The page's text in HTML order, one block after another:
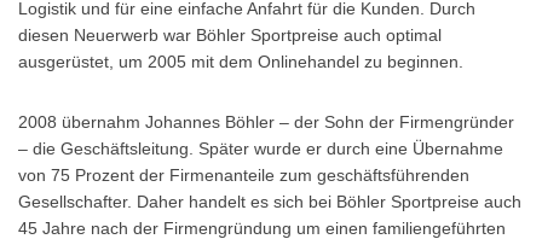
Logistik und für eine einfache Anfahrt für die Kunden. Durch
diesen Neuerwerb war Böhler Sportpreise auch optimal
ausgerüstet, um 2005 mit dem Onlinehandel zu beginnen.
2008 übernahm Johannes Böhler – der Sohn der Firmengründer
– die Geschäftsleitung. Später wurde er durch eine Übernahme
von 75 Prozent der Firmenanteile zum geschäftsführenden
Gesellschafter. Daher handelt es sich bei Böhler Sportpreise auch
45 Jahre nach der Firmengründung um einen familiengeführten